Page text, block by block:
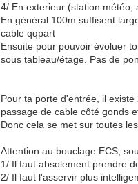
4/ En exterieur (station météo,
En général 100m suffisent
cable qqpart
Ensuite pour pouvoir évoluer
sous tableau/étage. Pas de
Pour ta porte d'entrée, il
passage de cable côté gonds
Donc cela se met sur toutes
Attention au bouclage ECS,
1/ Il faut absolement prendre
2/ Il faut l'asservir plus